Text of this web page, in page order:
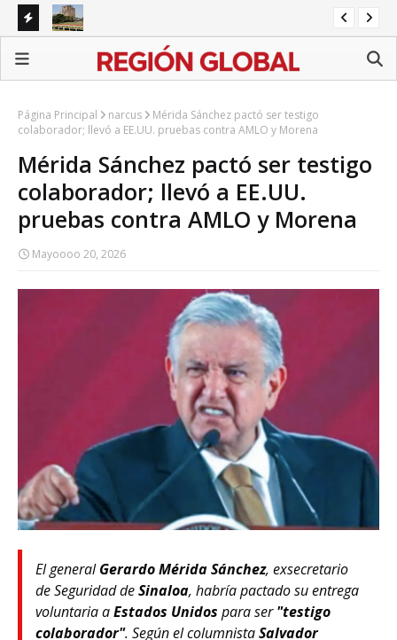
UNAM absorberá costo del examen de control; será
gratuito para aspirantes
Página Principal narcus
Mérida Sánchez pactó ser testigo
colaborador; llevó a EE.UU. pruebas contra AMLO y Morena
Mérida Sánchez pactó ser testigo
colaborador; llevó a EE.UU.
pruebas contra AMLO y Morena
Mayoooo 20, 2026
El generalGerardo Mérida Sánchez, exsecretario
de Seguridad deSinaloa, habría pactado su entrega
voluntaria aEstados Unidos para ser"testigo
colaborador". Según el columnistaSalvador